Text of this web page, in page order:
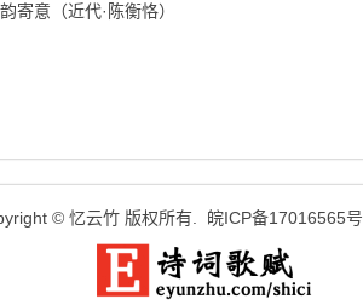
寄意（近代·陈衡恪）
© 忆云竹 版权所有. 皖ICP备17016565号